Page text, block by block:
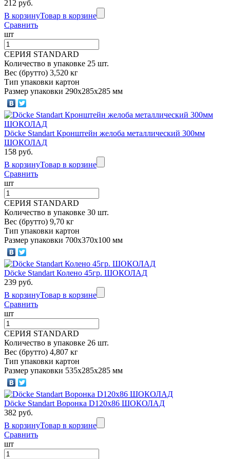
212 руб.
В корзинуТовар в корзине
Сравнить
шт
СЕРИЯ STANDARD
Количество в упаковке 25 шт.
Вес (брутто) 3,520 кг
Тип упаковки картон
Размер упаковки 290х285х285 мм
Döcke Standart Кронштейн желоба металлический 300мм
ШОКОЛАД
158 руб.
В корзинуТовар в корзине
Сравнить
шт
СЕРИЯ STANDARD
Количество в упаковке 30 шт.
Вес (брутто) 9,70 кг
Тип упаковки картон
Размер упаковки 700х370х100 мм
Döcke Standart Колено 45гр. ШОКОЛАД
239 руб.
В корзинуТовар в корзине
Сравнить
шт
СЕРИЯ STANDARD
Количество в упаковке 26 шт.
Вес (брутто) 4,807 кг
Тип упаковки картон
Размер упаковки 535х285х285 мм
Döcke Standart Воронка D120x86 ШОКОЛАД
382 руб.
В корзинуТовар в корзине
Сравнить
шт